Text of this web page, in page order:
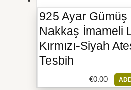
925 Ayar
Nakkaş İmameli
Kırmızı-Siyah
Tesbih
€0.00